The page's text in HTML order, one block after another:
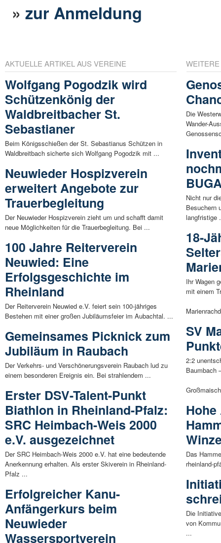
»zur Anmeldung
AKTUELLE ARTIKEL AUS VEREINE
Wolfgang Pogodzik wird
Schützenkönig der
Waldbreitbacher St.
Sebastianer
Beim Königsschießen der St. Sebastianus Schützen in
Waldbreitbach sicherte sich Wolfgang Pogodzik mit ...
Neuwieder Hospizverein
erweitert Angebote zur
Trauerbegleitung
Der Neuwieder Hospizverein zieht um und schafft damit
neue Möglichkeiten für die Trauerbegleitung. Bei ...
100 Jahre Reiterverein
Neuwied: Eine
Erfolgsgeschichte im
Rheinland
Der Reiterverein Neuwied e.V. feiert sein 100-jähriges
Bestehen mit einer großen Jubiläumsfeier im Aubachtal. ...
Gemeinsames Picknick zum
Jubiläum in Raubach
Der Verkehrs- und Verschönerungsverein Raubach lud zu
einem besonderen Ereignis ein. Bei strahlendem ...
Erster DSV-Talent-Punkt
Biathlon in Rheinland-Pfalz:
SRC Heimbach-Weis 2000
e.V. ausgezeichnet
Der SRC Heimbach-Weis 2000 e.V. hat eine bedeutende
Anerkennung erhalten. Als erster Skiverein in Rheinland-
Pfalz ...
Erfolgreicher Kanu-
Anfängerkurs beim
Neuwieder
Wassersportverein
Die
Wander-
Nicht nur
Besuchern
langfristige
18-
Ihr Wagen
mit einem
SV
2:2
Baumbach
Das
rheinland-
Die
von
...